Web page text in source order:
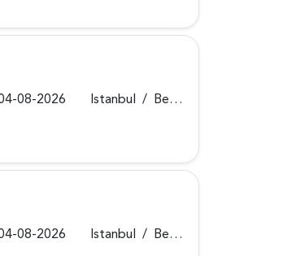
08-2026 Istanbul / Beykoz
08-2026 Istanbul / Beykoz